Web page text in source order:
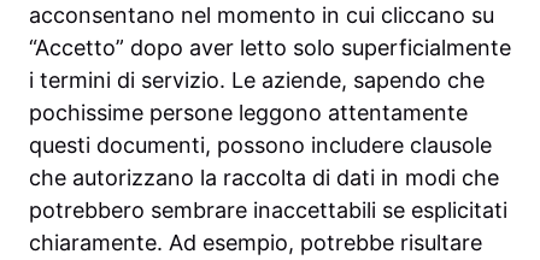
acconsentano nel momento in cui cliccano su
“Accetto” dopo aver letto solo superficialmente
i termini di servizio. Le aziende, sapendo che
pochissime persone leggono attentamente
questi documenti, possono includere clausole
che autorizzano la raccolta di dati in modi che
potrebbero sembrare inaccettabili se esplicitati
chiaramente. Ad esempio, potrebbe risultare